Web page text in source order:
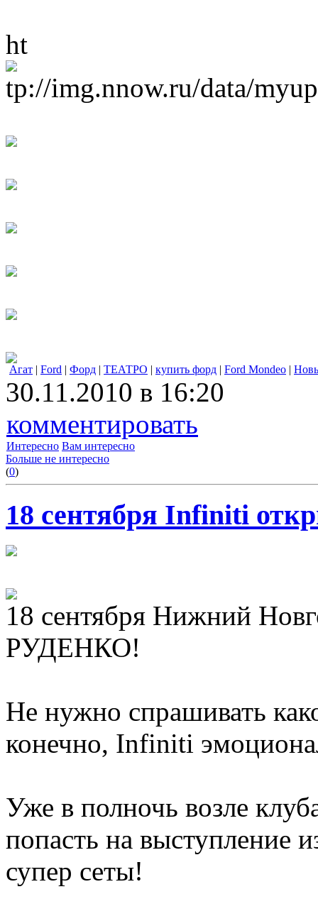
ht
tp://img.nnow.ru/data/
Агат | Ford | Форд | ТЕАТРО | купить форд | Ford Mondeo |
30.11.2010 в 16:20
комментировать
Интересно Вам интересно
Больше не интересно
(0)
18 сентября Infiniti
18 сентября Нижний
РУДЕНКО!
Не нужно спрашивать
конечно, Infiniti
Уже в полночь возле
попасть на выступление
супер сеты!